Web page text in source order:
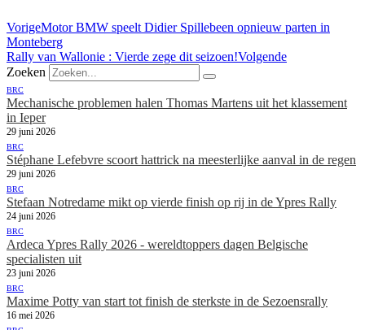
VorigeMotor BMW speelt Didier Spillebeen opnieuw parten in
Monteberg
Rally van Wallonie : Vierde zege dit seizoen!Volgende
Zoeken
BRC
Mechanische problemen halen Thomas Martens uit het klassement
in Ieper
29 juni 2026
BRC
Stéphane Lefebvre scoort hattrick na meesterlijke aanval in de regen
29 juni 2026
BRC
Stefaan Notredame mikt op vierde finish op rij in de Ypres Rally
24 juni 2026
BRC
Ardeca Ypres Rally 2026 - wereldtoppers dagen Belgische
specialisten uit
23 juni 2026
BRC
Maxime Potty van start tot finish de sterkste in de Sezoensrally
16 mei 2026